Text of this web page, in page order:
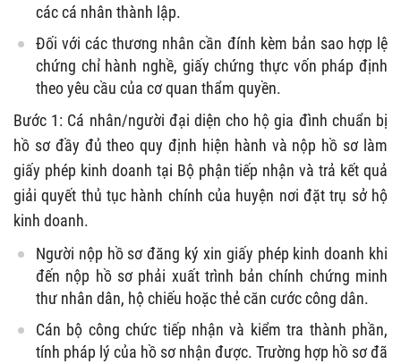
các cá nhân thành lập.
Đối với các thương nhân cần đính kèm bản sao hợp lệ
chứng chỉ hành nghề, giấy chứng thực vốn pháp định
theo yêu cầu của cơ quan thẩm quyền.
Bước 1: Cá nhân/người đại diện cho hộ gia đình chuẩn bị
hồ sơ đầy đủ theo quy định hiện hành và nộp hồ sơ làm
giấy phép kinh doanh tại Bộ phận tiếp nhận và trả kết quả
giải quyết thủ tục hành chính của huyện nơi đặt trụ sở hộ
kinh doanh.
Người nộp hồ sơ đăng ký xin giấy phép kinh doanh khi
đến nộp hồ sơ phải xuất trình bản chính chứng minh
thư nhân dân, hộ chiếu hoặc thẻ căn cước công dân.
Cán bộ công chức tiếp nhận và kiểm tra thành phần,
tính pháp lý của hồ sơ nhận được. Trường hợp hồ sơ đã